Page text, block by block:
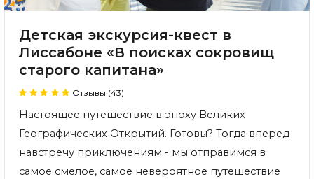
Детская экскурсия-квест в
Лиссабоне «В поисках сокровищ
старого капитана»
Отзывы (43)
Настоящее путешествие в эпоху Великих
Географических Открытий. Готовы? Тогда вперед
навстречу приключениям - мы отправимся в
самое смелое, самое невероятное путешествие